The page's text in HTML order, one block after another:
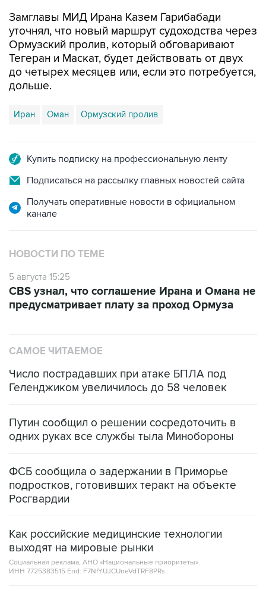
Замглавы МИД Ирана Казем Гарибабади
уточнял, что новый маршрут судоходства через
Ормузский пролив, который обговаривают
Тегеран и Маскат, будет действовать от двух
до четырех месяцев или, если это потребуется,
дольше.
Иран Оман Ормузский пролив
Купить подписку на профессиональную ленту
Подписаться на рассылку главных новостей сайта
Получать оперативные новости в официальном
канале
НОВОСТИ ПО ТЕМЕ
5 августа 15:25
CBS узнал, что соглашение Ирана и Омана не
предусматривает плату за проход Ормуза
САМОЕ ЧИТАЕМОЕ
Число пострадавших при атаке БПЛА под
Геленджиком увеличилось до 58 человек
Путин сообщил о решении сосредоточить в
одних руках все службы тыла Минобороны
ФСБ сообщила о задержании в Приморье
подростков, готовивших теракт на объекте
Росгвардии
Как российские медицинские технологии
выходят на мировые рынки
Социальная реклама, АНО «Национальные приоритеты».
ИНН 7725383515 Erid: F7NfYUJCUneVdTRF8PRs